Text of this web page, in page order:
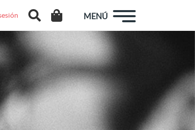
MENÚ